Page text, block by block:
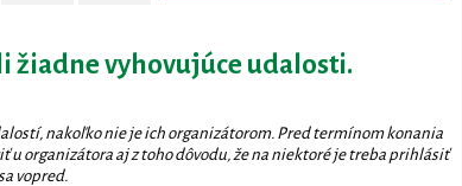
žiadne vyhovujúce udalosti.
nakoľko nie je ich organizátorom. Pred termínom konania
organizátora aj z toho dôvodu, že na niektoré je treba prihlásiť
vopred.